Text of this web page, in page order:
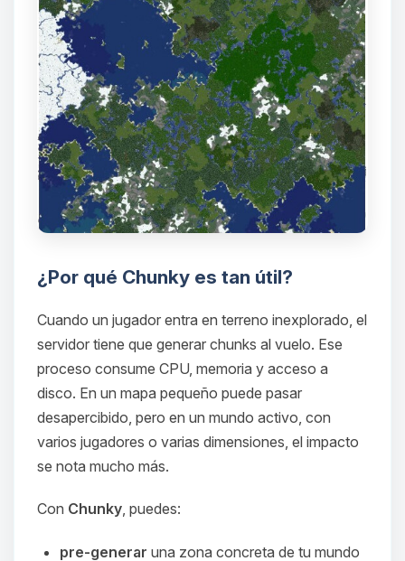
¿Por qué Chunky es tan útil?
Cuando un jugador entra en terreno inexplorado, el
servidor tiene que generar chunks al vuelo. Ese
proceso consume CPU, memoria y acceso a
disco. En un mapa pequeño puede pasar
desapercibido, pero en un mundo activo, con
varios jugadores o varias dimensiones, el impacto
se nota mucho más.
Con Chunky , puedes:
pre-generar una zona concreta de tu mundo